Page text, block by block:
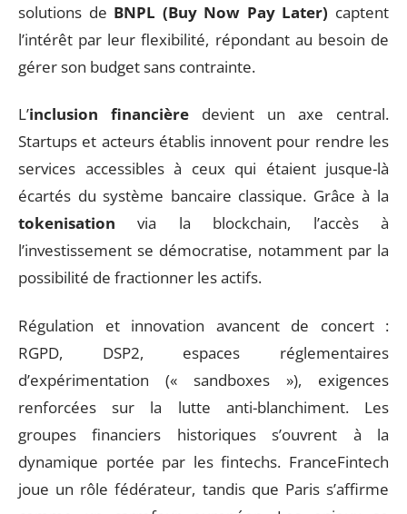
solutions de BNPL (Buy Now Pay Later) captent
l’intérêt par leur flexibilité, répondant au besoin de
gérer son budget sans contrainte.
L’inclusion financière devient un axe central.
Startups et acteurs établis innovent pour rendre les
services accessibles à ceux qui étaient jusque-là
écartés du système bancaire classique. Grâce à la
tokenisation via la blockchain, l’accès à
l’investissement se démocratise, notamment par la
possibilité de fractionner les actifs.
Régulation et innovation avancent de concert :
RGPD, DSP2, espaces réglementaires
d’expérimentation (« sandboxes »), exigences
renforcées sur la lutte anti-blanchiment. Les
groupes financiers historiques s’ouvrent à la
dynamique portée par les fintechs. FranceFintech
joue un rôle fédérateur, tandis que Paris s’affirme